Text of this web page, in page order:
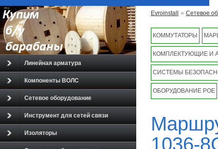
Evroinstall » Сетевое
CPU (36-cores,
КОММУТАТОРЫ
КОМПЛЕКТУЮЩИЕ И
СИСТЕМЫ
ОБОРУДОВАНИЕ POE
1036-
Линейная арматура
Компоненты ВОЛС
Сетевое оборудование
Инструмент для сетей связи
Изоляторы